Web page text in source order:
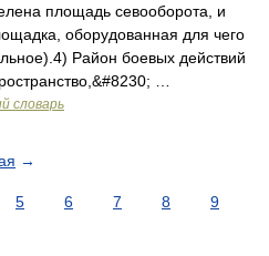
площадь севооборота, и
оборудованная для чего
Район боевых действий
…
словарь
→
5 6 7 8
9